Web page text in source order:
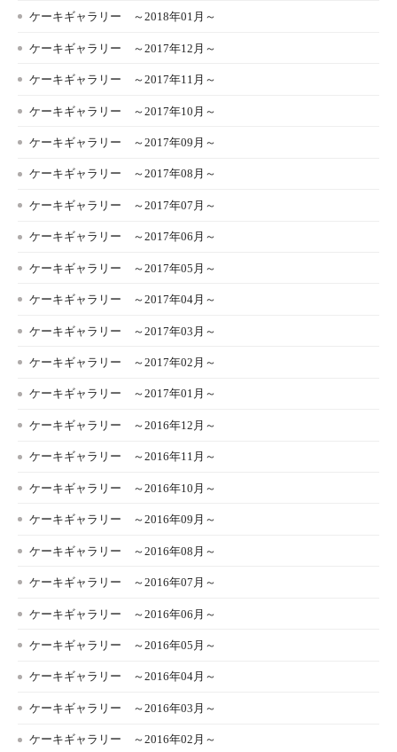
ケーキギャラリー ～2018年01月～
ケーキギャラリー ～2017年12月～
ケーキギャラリー ～2017年11月～
ケーキギャラリー ～2017年10月～
ケーキギャラリー ～2017年09月～
ケーキギャラリー ～2017年08月～
ケーキギャラリー ～2017年07月～
ケーキギャラリー ～2017年06月～
ケーキギャラリー ～2017年05月～
ケーキギャラリー ～2017年04月～
ケーキギャラリー ～2017年03月～
ケーキギャラリー ～2017年02月～
ケーキギャラリー ～2017年01月～
ケーキギャラリー ～2016年12月～
ケーキギャラリー ～2016年11月～
ケーキギャラリー ～2016年10月～
ケーキギャラリー ～2016年09月～
ケーキギャラリー ～2016年08月～
ケーキギャラリー ～2016年07月～
ケーキギャラリー ～2016年06月～
ケーキギャラリー ～2016年05月～
ケーキギャラリー ～2016年04月～
ケーキギャラリー ～2016年03月～
ケーキギャラリー ～2016年02月～